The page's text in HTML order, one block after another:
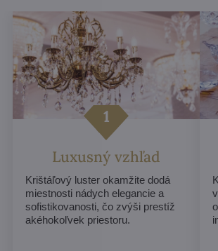
Luxusný vzhľad
Krištáľový luster okamžite dodá
miestnosti nádych elegancie a
sofistikovanosti, čo zvýši prestíž
akéhokoľvek priestoru.